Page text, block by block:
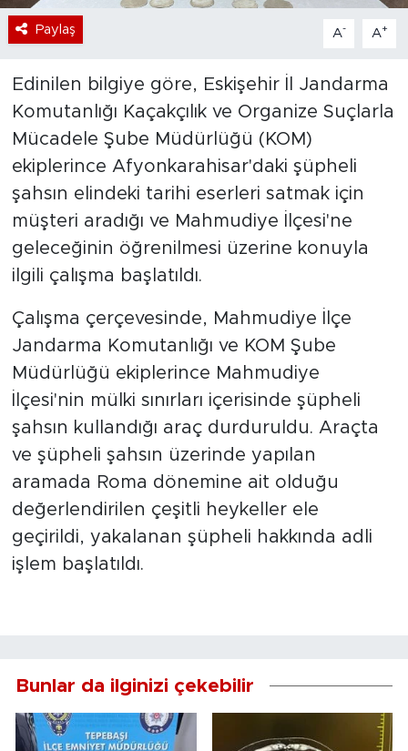
Paylaş A- A+
Edinilen bilgiye göre, Eskişehir İl Jandarma
Komutanlığı Kaçakçılık ve Organize Suçlarla
Mücadele Şube Müdürlüğü (KOM)
ekiplerince Afyonkarahisar'daki şüpheli
şahsın elindeki tarihi eserleri satmak için
müşteri aradığı ve Mahmudiye İlçesi'ne
geleceğinin öğrenilmesi üzerine konuyla
ilgili çalışma başlatıldı.
Çalışma çerçevesinde, Mahmudiye İlçe
Jandarma Komutanlığı ve KOM Şube
Müdürlüğü ekiplerince Mahmudiye
İlçesi'nin mülki sınırları içerisinde şüpheli
şahsın kullandığı araç durduruldu. Araçta
ve şüpheli şahsın üzerinde yapılan
aramada Roma dönemine ait olduğu
değerlendirilen çeşitli heykeller ele
geçirildi, yakalanan şüpheli hakkında adli
işlem başlatıldı.
Bunlar da ilginizi çekebilir